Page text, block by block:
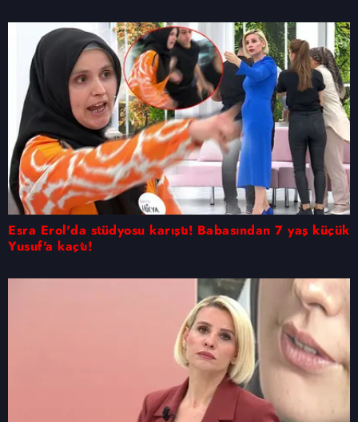
Esra Erol'da stüdyosu karıştı! Babasından 7 yaş küçük
Yusuf'a kaçtı!